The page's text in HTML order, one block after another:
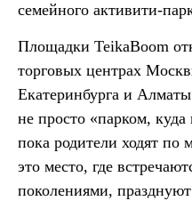
семейного активити-
Площадки TeikaBoom
торговых центрах
Екатеринбурга и
не просто «парком,
пока родители ходят
это место, где
поколениями,